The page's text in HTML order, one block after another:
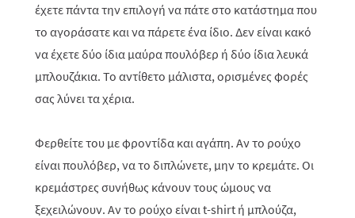
έχετε πάντα την επιλογή να πάτε στο κατάστημα που
το αγοράσατε και να πάρετε ένα ίδιο. Δεν είναι κακό
να έχετε δύο ίδια μαύρα πουλόβερ ή δύο ίδια λευκά
μπλουζάκια. Το αντίθετο μάλιστα, ορισμένες φορές
σας λύνει τα χέρια.
Φερθείτε του με φροντίδα και αγάπη. Αν το ρούχο
είναι πουλόβερ, να το διπλώνετε, μην το κρεμάτε. Οι
κρεμάστρες συνήθως κάνουν τους ώμους να
ξεχειλώνουν. Αν το ρούχο είναι t-shirt ή μπλούζα,